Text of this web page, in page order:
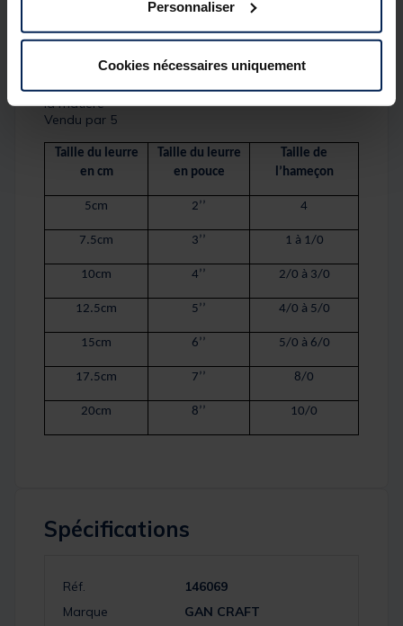
Personnaliser
Cookies nécessaires uniquement
Leurre capable de nager à reculons permettant de
Coloris attractifs et finition soignée
Présence d'un attractant injecté au cœur même de
la matière
Vendu par 5
Taille du leurre
en cm
Taille du leurre
en pouce
Taille de
l’hameçon
5cm 2’’ 4
7.5cm 3’’ 1 à 1/0
10cm 4’’ 2/0 à 3/0
12.5cm 5’’ 4/0 à 5/0
15cm 6’’ 5/0 à 6/0
17.5cm 7’’ 8/0
20cm 8’’ 10/0
Spécifications
Réf.
146069
Marque
GAN CRAFT